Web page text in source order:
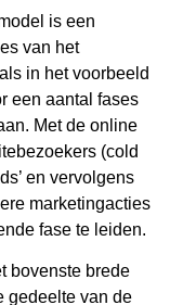
is een
van het
in het voorbeeld
een aantal fases
Met de online
(cold
en vervolgens
marketingacties
fase te leiden.
bovenste brede
gedeelte van de